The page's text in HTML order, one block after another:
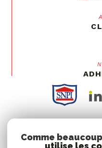
Comme
utilise les